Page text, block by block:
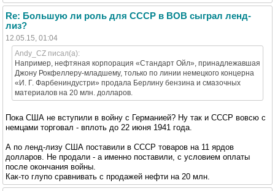
Re: Большую ли роль для СССР в ВОВ сыграл ленд-
лиз?
12.05.15, 01:04
Andy_CZ писал(а):
Например, нефтяная корпорация «Стандарт Ойл», принадлежавшая
Джону Рокфеллеру-младшему, только по линии немецкого концерна
«И. Г. Фарбениндустри» продала Берлину бензина и смазочных
материалов на 20 млн. долларов.
Пока США не вступили в войну с Германией? Ну так и СССР вовсю с
немцами торговал - вплоть до 22 июня 1941 года.
А по ленд-лизу США поставили в СССР товаров на 11 ярдов
долларов. Не продали - а именно поставили, с условием оплаты
после окончания войны.
Как-то глупо сравнивать с продажей нефти на 20 млн.